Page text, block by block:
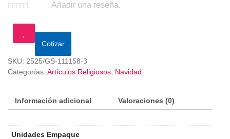
Añadir una reseña.
Cotizar
SKU: 2525/GS-111158-3
Categorías: Artículos Religiosos Navidad
Información adicional Valoraciones (0)
Unidades Empaque